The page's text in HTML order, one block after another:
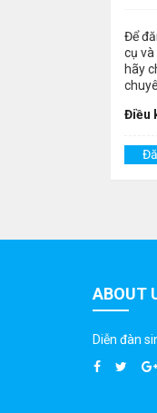
Để
cụ
hãy
Điều
ABOUT
Diễn đàn